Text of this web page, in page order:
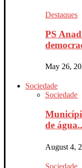
Destaques
PS
May 26,
Sociedade
Sociedade
de
August 4,
Sociedade